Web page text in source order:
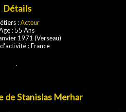
Détails
:Acteur
: 55 Ans
1971 (Verseau)
: France
.
de Stanislas Merhar